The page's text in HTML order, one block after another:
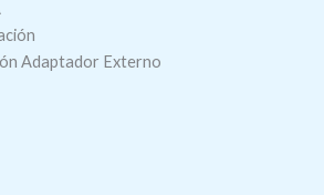
Adaptador Externo